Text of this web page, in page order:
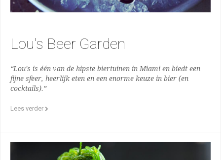
Lou's Beer Garden
“Lou's is één van de hipste biertuinen in Miami en biedt een
fijne sfeer, heerlijk eten en een enorme keuze in bier (en
cocktails).”
Lees verder